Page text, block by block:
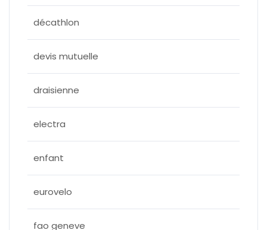
décathlon
devis mutuelle
draisienne
electra
enfant
eurovelo
fao geneve